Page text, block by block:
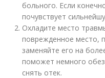
больного. Если
почувствует
Охладите место
поврежденное место,
заменяйте его на
поможет немного
снять отек.